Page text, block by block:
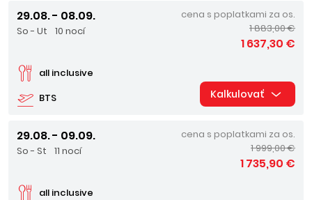
29.08. - 08.09.
So - Ut 10 nocí
BTS
all inclusive
cena s poplatkami za os.
1 883,00 €
1 637,30 €
Kalkulovať
29.08. - 09.09.
So - St 11 nocí
all inclusive
cena s poplatkami za os.
1 999,00 €
1 735,90 €